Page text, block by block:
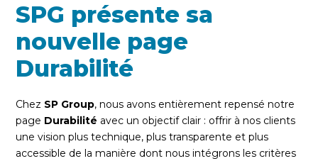
SPG présente sa
nouvelle page
Durabilité
Chez SP Group, nous avons entièrement repensé notre
page Durabilité avec un objectif clair : offrir à nos clients
une vision plus technique, plus transparente et plus
accessible de la manière dont nous intégrons les critères